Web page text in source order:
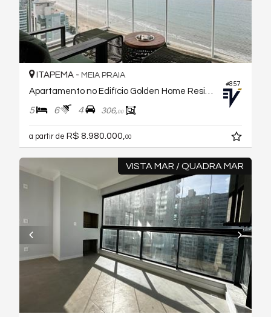
#857
ITAPEMA - MEIA PRAIA
Apartamento no Edifício Golden Home Residence
5 6 4 306,00
a partir de R$ 8.980.000, 00
VISTA MAR / QUADRA MAR